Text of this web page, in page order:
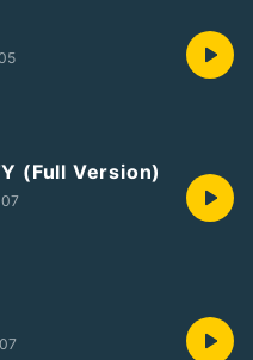
(Full Version)